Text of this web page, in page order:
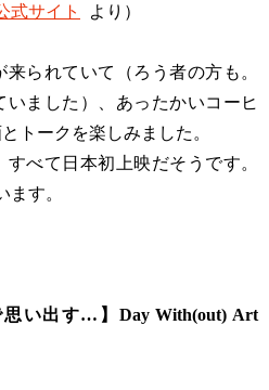
式サイト より）
られていて（ろう者の方も。
ました）、あったかいコーヒ
トークを楽しみました。
べて日本初上映だそうです。
ます。
い出す…】Day With(out) Art